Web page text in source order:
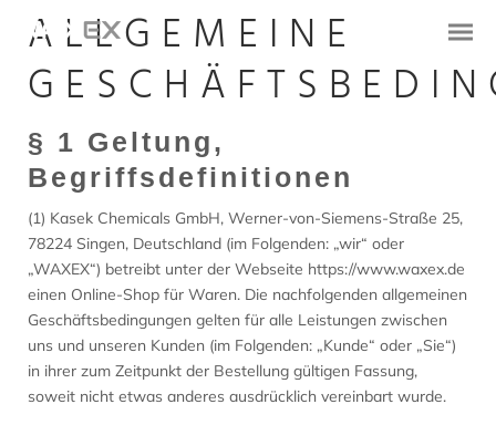
ALLGEMEINE
§ 1 Geltung,
Begriffsdefinitionen
(1) Kasek Chemicals GmbH, Werner-von-Siemens-Straße 25,
78224 Singen, Deutschland (im Folgenden: „wir“ oder
„WAXEX“) betreibt unter der Webseite https://www.waxex.de
einen Online-Shop für Waren. Die nachfolgenden allgemeinen
Geschäftsbedingungen gelten für alle Leistungen zwischen
uns und unseren Kunden (im Folgenden: „Kunde“ oder „Sie“)
in ihrer zum Zeitpunkt der Bestellung gültigen Fassung,
soweit nicht etwas anderes ausdrücklich vereinbart wurde.